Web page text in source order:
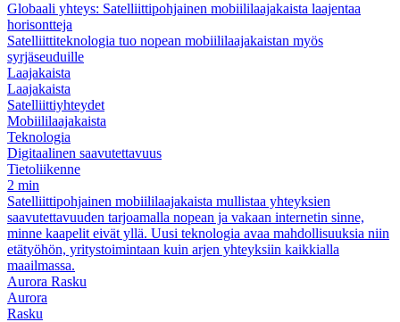
Globaali yhteys: Satelliittipohjainen mobiililaajakaista laajentaa
horisontteja
Satelliittiteknologia tuo nopean mobiililaajakaistan myös
syrjäseuduille
Laajakaista
Laajakaista
Satelliittiyhteydet
Mobiililaajakaista
Teknologia
Digitaalinen saavutettavuus
Tietoliikenne
2 min
Satelliittipohjainen mobiililaajakaista mullistaa yhteyksien
saavutettavuuden tarjoamalla nopean ja vakaan internetin sinne,
minne kaapelit eivät yllä. Uusi teknologia avaa mahdollisuuksia niin
etätyöhön, yritystoimintaan kuin arjen yhteyksiin kaikkialla
maailmassa.
Aurora Rasku
Aurora
Rasku